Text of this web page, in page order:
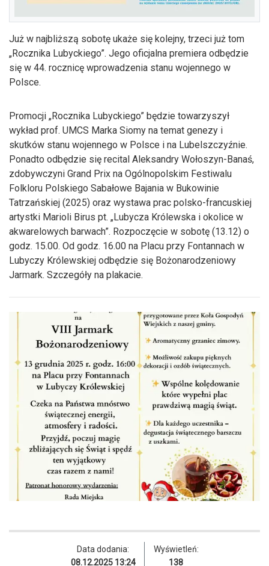
Już w najbliższą sobotę ukaże się kolejny, trzeci już tom
„Rocznika Lubyckiego”. Jego oficjalna premiera odbędzie
się w 44. rocznicę wprowadzenia stanu wojennego w
Polsce.
Promocji „Rocznika Lubyckiego” będzie towarzyszył
wykład prof. UMCS Marka Siomy na temat genezy i
skutków stanu wojennego w Polsce i na Lubelszczyźnie.
Ponadto odbędzie się recital Aleksandry Wołoszyn-Banaś,
zdobywczyni Grand Prix na Ogólnopolskim Festiwalu
Folkloru Polskiego Sabałowe Bajania w Bukowinie
Tatrzańskiej (2025) oraz wystawa prac polsko-francuskiej
artystki Marioli Birus pt. „Lubycza Królewska i okolice w
akwarelowych barwach”. Rozpoczęcie w sobotę (13.12) o
godz. 15.00. Od godz. 16.00 na Placu przy Fontannach w
Lubyczy Królewskiej odbędzie się Bożonarodzeniowy
Jarmark. Szczegóły na plakacie.
Data dodania:
08.12.2025 13:24
Wyświetleń:
138